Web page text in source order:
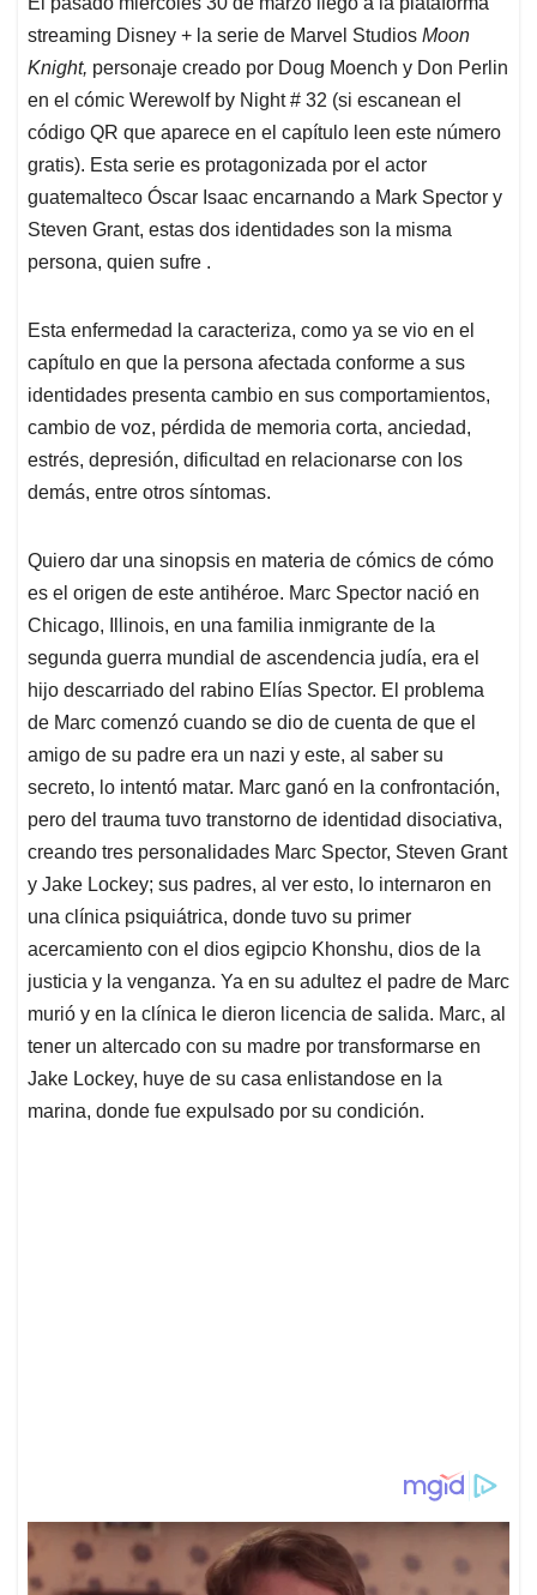
s
A
p
p
b
o
o
k
e
d
I
n
l
a
d
s
streaming Disney + la serie de Marvel Studios Moon
Knight, personaje creado por Doug Moench y Don Perlin
en el cómic Werewolf by Night # 32 (si escanean el
código QR que aparece en el capítulo leen este número
gratis). Esta serie es protagonizada por el actor
guatemalteco Óscar Isaac encarnando a Mark Spector y
Steven Grant, estas dos identidades son la misma
persona, quien sufre .
Esta enfermedad la caracteriza, como ya se vio en el
capítulo en que la persona afectada conforme a sus
identidades presenta cambio en sus comportamientos,
cambio de voz, pérdida de memoria corta, anciedad,
estrés, depresión, dificultad en relacionarse con los
demás, entre otros síntomas.
Quiero dar una sinopsis en materia de cómics de cómo
es el origen de este antihéroe. Marc Spector nació en
Chicago, Illinois, en una familia inmigrante de la
segunda guerra mundial de ascendencia judía, era el
hijo descarriado del rabino Elías Spector. El problema
de Marc comenzó cuando se dio de cuenta de que el
amigo de su padre era un nazi y este, al saber su
secreto, lo intentó matar. Marc ganó en la confrontación,
pero del trauma tuvo transtorno de identidad disociativa,
creando tres personalidades Marc Spector, Steven Grant
y Jake Lockey; sus padres, al ver esto, lo internaron en
una clínica psiquiátrica, donde tuvo su primer
acercamiento con el dios egipcio Khonshu, dios de la
justicia y la venganza. Ya en su adultez el padre de Marc
murió y en la clínica le dieron licencia de salida. Marc, al
tener un altercado con su madre por transformarse en
Jake Lockey, huye de su casa enlistandose en la
marina, donde fue expulsado por su condición.